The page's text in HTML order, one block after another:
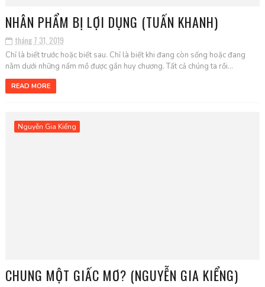
NHÂN PHẨM BỊ LỢI DỤNG (TUẤN KHANH)
tháng 7 31, 2019
Chỉ là biết trước hoặc biết sau. Chỉ là biết khi đang còn sống hoặc đang
nằm dưới những nấm mồ được gắn huy chương. Tất cả chúng ta rồi...
READ MORE
Nguyễn Gia Kiểng
CHUNG MỘT GIẤC MƠ? (NGUYỄN GIA KIỂNG)